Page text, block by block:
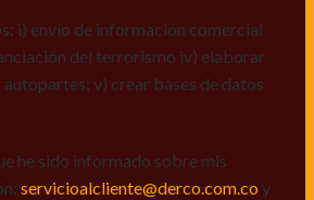
i) envío de información comercial
del terrorismo iv) elaborar
v) crear bases de datos
he sido informado sobre mis
servicioalcliente@derco.com.co y